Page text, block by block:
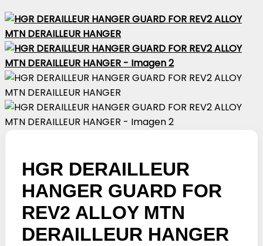
HGR DERAILLEUR
HANGER GUARD FOR
REV2 ALLOY MTN
DERAILLEUR HANGER